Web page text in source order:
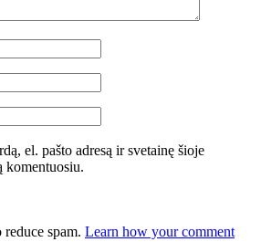
el. pašto adresą ir svetainę šioje
komentuosiu.
spam. Learn how your comment